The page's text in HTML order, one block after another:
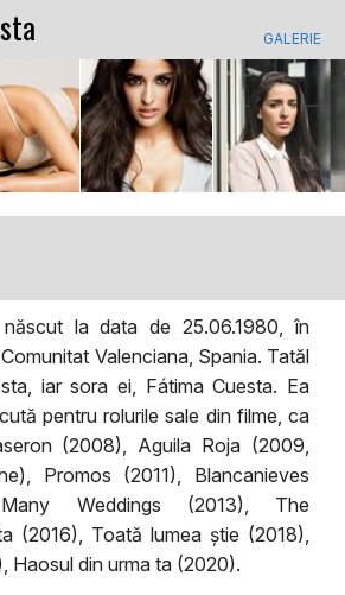
GALERIE
la data de 25.06.1980, în
Valenciana, Spania. Tatăl
iar sora ei, Fátima Cuesta. Ea
pentru rolurile sale din filme, ca
(2008), Aguila Roja (2009,
Promos (2011), Blancanieves
Weddings (2013), The
(2016), Toată lumea știe (2018),
Haosul din urma ta (2020).